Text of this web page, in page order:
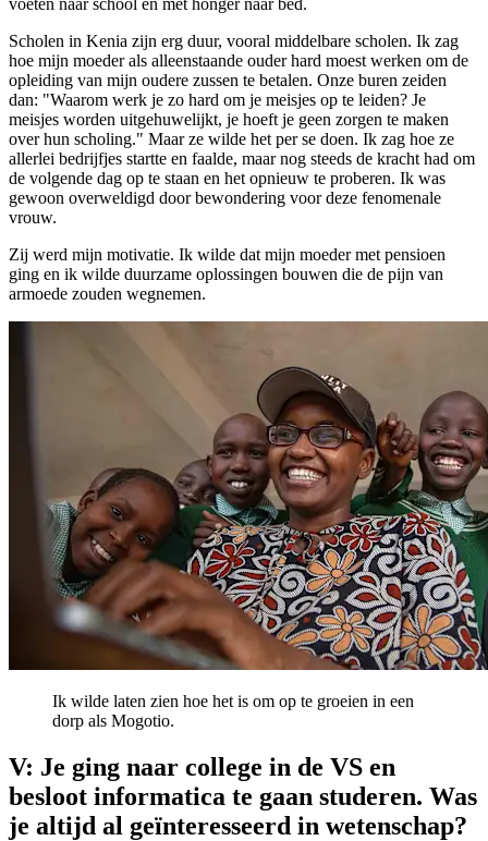
Scholen in Kenia zijn erg duur, vooral middelbare scholen. Ik zag
hoe mijn moeder als alleenstaande ouder hard moest werken om de
opleiding van mijn oudere zussen te betalen. Onze buren zeiden
dan: "Waarom werk je zo hard om je meisjes op te leiden? Je
meisjes worden uitgehuwelijkt, je hoeft je geen zorgen te maken
over hun scholing." Maar ze wilde het per se doen. Ik zag hoe ze
allerlei bedrijfjes startte en faalde, maar nog steeds de kracht had om
de volgende dag op te staan ​​en het opnieuw te proberen. Ik was
gewoon overweldigd door bewondering voor deze fenomenale
vrouw.
Zij werd mijn motivatie. Ik wilde dat mijn moeder met pensioen
ging en ik wilde duurzame oplossingen bouwen die de pijn van
armoede zouden wegnemen.
Ik wilde laten zien hoe het is om op te groeien in een
dorp als Mogotio.
V: Je ging naar college in de VS en
besloot informatica te gaan studeren. Was
je altijd al geïnteresseerd in wetenschap?